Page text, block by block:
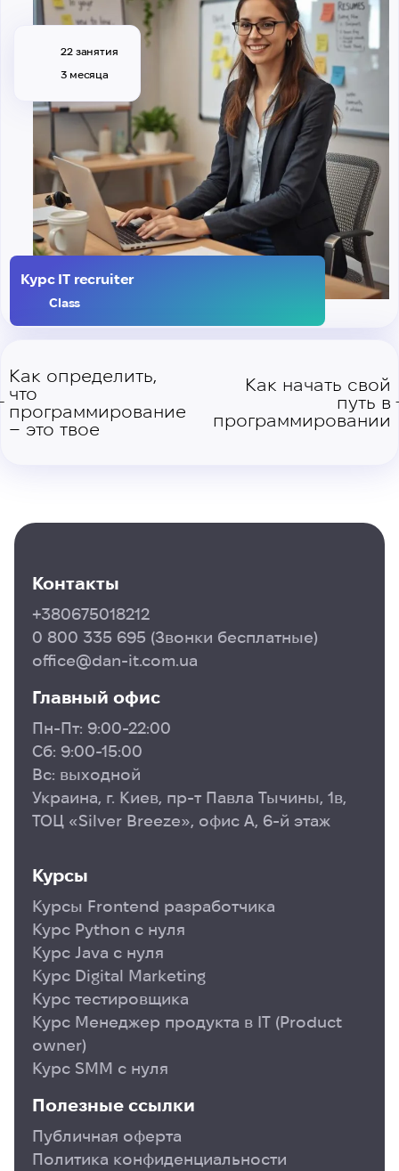
22 занятия
3 месяца
Курс IT recruiter
Class
Как определить,
что
программирование
– это твое
Как начать свой
путь в
программировании
Контакты
+380675018212
0 800 335 695 (Звонки бесплатные)
office@dan-it.com.ua
Главный офис
Пн-Пт: 9:00-22:00
Сб: 9:00-15:00
Вс: выходной
Украина, г. Киев, пр-т Павла Тычины, 1в,
ТОЦ «Silver Breeze», офис А, 6-й этаж
Курсы
Курсы Frontend разработчика
Курс Python с нуля
Курс Java с нуля
Курс Digital Marketing
Курс тестировщика
Курс Менеджер продукта в ІТ (Product
owner)
Курс SMM с нуля
Полезные ссылки
Публичная оферта
Политика конфиденциальности